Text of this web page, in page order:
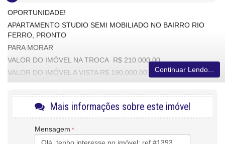
OPORTUNIDADE!
APARTAMENTO STUDIO SEMI MOBILIADO NO BAIRRO RIO
FERRO, PRONTO
PARA MORAR
VALOR DO IMÓVEL NA TROCA R$ 210.000,00
VALOR DO IMÓVEL A VISTA R$ 190.000,00
ALUGUEL: R$900,00 + TAXAS
CRECI/SC 4639J
Características do Imóvel
Área de Serviço
Banheiro Social
Continuar Lendo...
Mais informações sobre este imóvel
Mensagem